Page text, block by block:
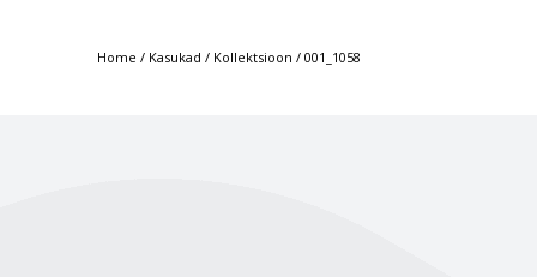
Home / Kasukad / Kollektsioon / 001_1058